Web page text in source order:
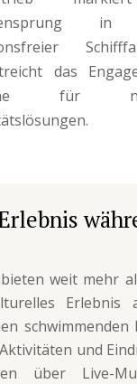
in
das
für
weit mehr
Erlebnis
schwimmenden
und
über